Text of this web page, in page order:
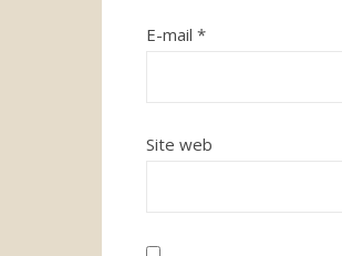
E-mail *
Site web